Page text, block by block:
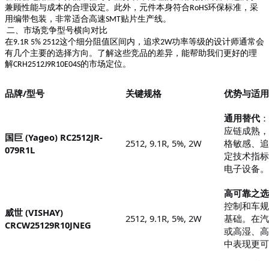
兼顾性能与成本的合理设定。此外，元件本身符合RoHS环保标准，采
用编带包装，非常适合高速SMT贴片生产线。
二、市场竞争型号横向对比
在9.1R 5% 2512这个细分阻值区间内，追求2W功率等级的设计师通常会
有几个主要的选择方向。了解这些竞品的差异，能帮助我们更好的理
解CRH2512J9R10E04S的市场定位。
品牌/型号 关键规格 优势与适
国巨 (Yageo) RC2512JR-
079R1L
2512, 9.1R, 5%, 2W
通用替代
应链成熟
格敏感、
定技术指
电子设备。
威世 (VISHAY)
CRCW25129R10JNEG
2512, 9.1R, 5%, 2W
高可靠之选
控制和车
基础。在
或高湿、
中表现更